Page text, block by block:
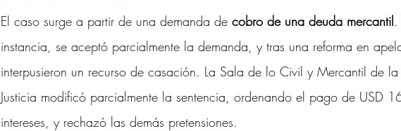
El caso surge a partir de una demanda de cobro de una deuda mercantil
instancia, se aceptó parcialmente la demanda, y tras una reforma en
interpusieron un recurso de casación. La Sala de lo Civil y Mercantil de
Justicia modificó parcialmente la sentencia, ordenando el pago de USD
intereses, y rechazó las demás pretensiones.